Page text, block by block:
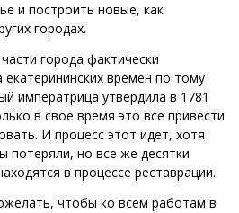
и построить новые, как
городах.
города фактически
екатерининских времен по тому
императрица утвердила в 1781
в свое время это все привести
И процесс этот идет, хотя
потеряли, но все же десятки
в процессе реставрации.
чтобы ко всем работам в